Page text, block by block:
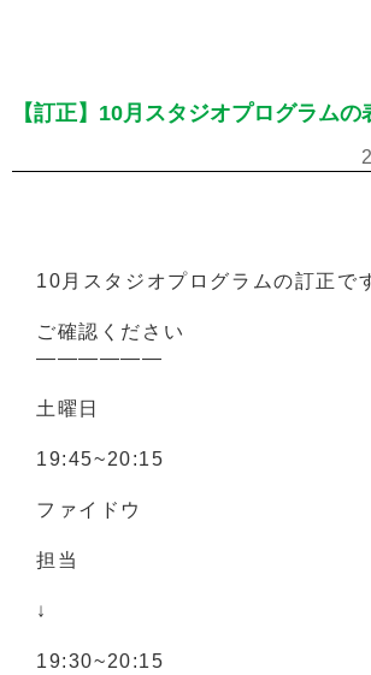
【訂正】10月スタジオプログラムの
10月スタジオプログラムの訂正で
ご確認ください
——————
土曜日
19:45~20:15
ファイドウ
担当
↓
19:30~20:15